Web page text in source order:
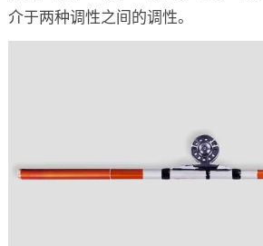
介于两种调性之间的调性。